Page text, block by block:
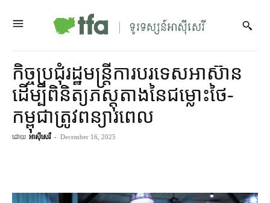
កិច្ចប្រជុំ​រដ្ឋមន្ត្រី​ការបរទេស​អាស៊ាន​
ដើម្បី​ពិនិត្យ​ភស្តុតាង​នៃ​ជម្លោះ​ថៃ​-​
កម្ពុជា​ត្រូវ​ពន្យារពេល
ដោយ អាស៊ីសេរី - December 16, 2025